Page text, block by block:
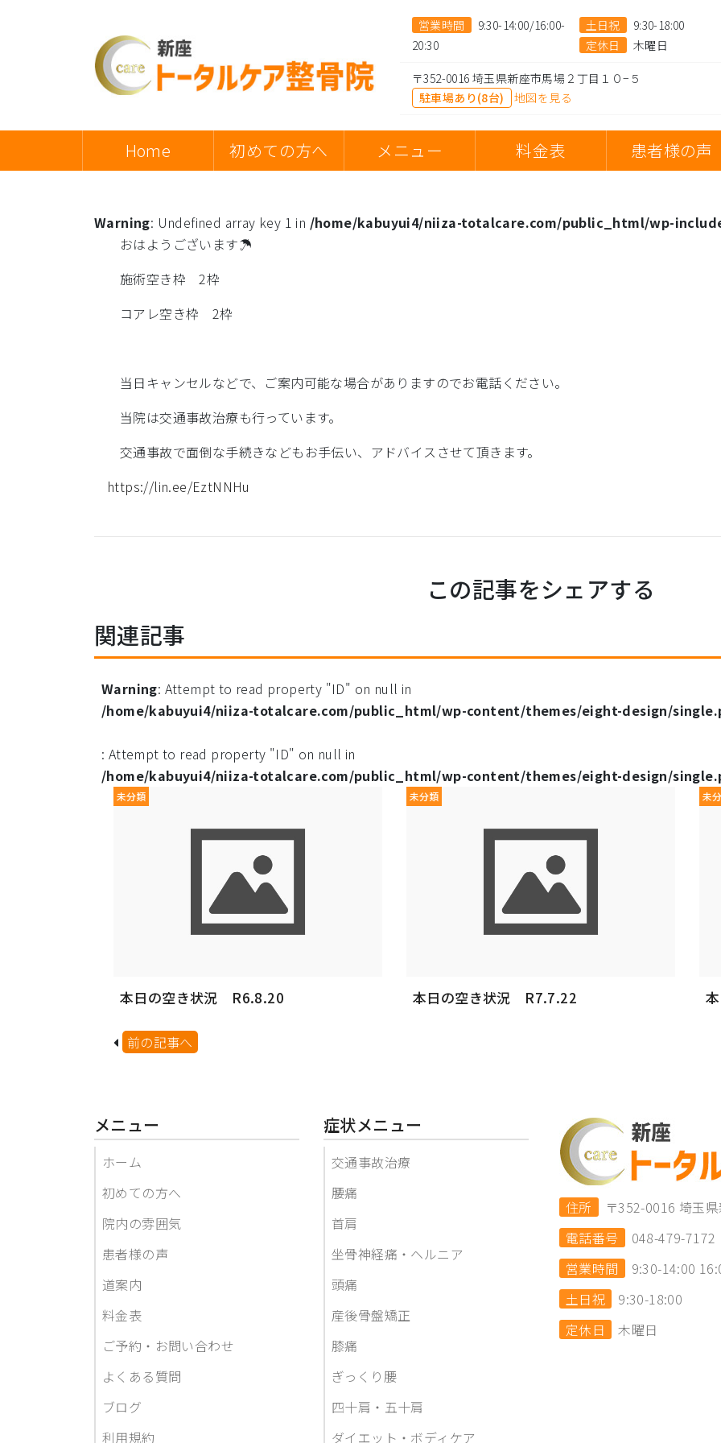
営業時間
9:30-14:00/16:00-
20:30
土日祝
9:30-18:00
定休日
木曜日
〒352-0016 埼玉県新座市馬場２丁目１０−５
駐車場あり(8台)
地図を見る
Home 初めての方へ メニュー 料金表 患者様の声
Warning: Undefined array key 1 in /home/kabuyui4/niiza-totalcare.com/public_html/wp-
おはようございます☂
施術空き枠 2枠
コアレ空き枠 2枠
当日キャンセルなどで、ご案内可能な場合がありますのでお電話ください。
当院は交通事故治療も行っています。
交通事故で面倒な手続きなどもお手伝い、アドバイスさせて頂きます。
https://lin.ee/EztNNHu
この記事をシェアする
関連記事
Warning: Attempt to read property "ID" on null in
/home/kabuyui4/niiza-totalcare.com/public_html/wp-content/themes/eight-design/
: Attempt to read property "ID" on null in
/home/kabuyui4/niiza-totalcare.com/public_html/wp-content/themes/eight-design/
未分類
本日の空き状況 R6.8.20
未分類
本日の空き状況 R7.7.22
未
前の記事へ
メニュー
ホーム
初めての方へ
院内の雰囲気
患者様の声
道案内
料金表
ご予約・お問い合わせ
よくある質問
ブログ
利用規約
症状メニュー
交通事故治療
腰痛
首肩
坐骨神経痛・ヘルニア
頭痛
産後骨盤矯正
膝痛
ぎっくり腰
四十肩・五十肩
ダイエット・ボディケア
住所
〒352-0016 埼玉
電話番号
048-479-7172
営業時間
9:30-14:00
土日祝
9:30-18:00
定休日
木曜日